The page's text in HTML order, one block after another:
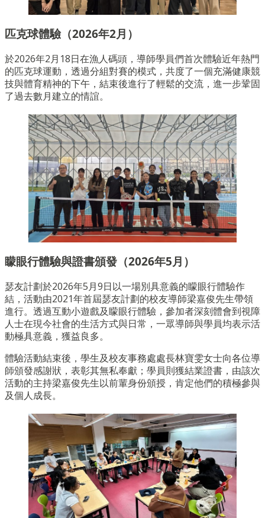
匹克球體驗（2026年2月）
於2026年2月18日在漁人碼頭，導師學員們首次體驗近年熱門
的匹克球運動，透過分組對賽的模式，共度了一個充滿健康競
技與體育精神的下午，結束後進行了輕鬆的交流，進一步鞏固
了過去數月建立的情誼。
矇眼行體驗與證書頒發（2026年5月）
瑟友計劃於2026年5月9日以一場別具意義的矇眼行體驗作
結，活動由2021年首屆瑟友計劃的校友導師梁嘉俊先生帶領
進行。透過互動小遊戲及矇眼行體驗，參加者深刻體會到視障
人士在現今社會的生活方式與日常，一眾導師與學員均表示活
動極具意義，獲益良多。
體驗活動結束後，學生及校友事務處處長林寶雯女士向各位導
師頒發感謝狀，表彰其無私奉獻；學員則獲結業證書，由該次
活動的主持梁嘉俊先生以前輩身份頒授，肯定他們的積極參與
及個人成長。